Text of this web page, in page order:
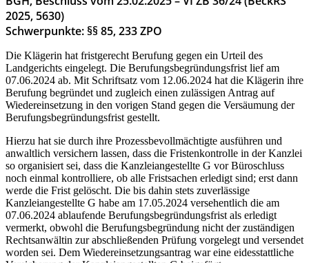
2025, 5630)
Schwerpunkte: §§ 85, 233 ZPO
Die Klägerin hat fristgerecht Berufung gegen ein Urteil des
Landgerichts eingelegt. Die Berufungsbegründungsfrist lief am
07.06.2024 ab. Mit Schriftsatz vom 12.06.2024 hat die Klägerin ihre
Berufung begründet und zugleich einen zulässigen Antrag auf
Wiedereinsetzung in den vorigen Stand gegen die Versäumung der
Berufungsbegründungsfrist gestellt.
Hierzu hat sie durch ihre Prozessbevollmächtigte ausführen und
anwaltlich versichern lassen, dass die Fristenkontrolle in der Kanzlei
so organisiert sei, dass die Kanzleiangestellte G vor Büroschluss
noch einmal kontrolliere, ob alle Fristsachen erledigt sind; erst dann
werde die Frist gelöscht. Die bis dahin stets zuverlässige
Kanzleiangestellte G habe am 17.05.2024 versehentlich die am
07.06.2024 ablaufende Berufungsbegründungsfrist als erledigt
vermerkt, obwohl die Berufungsbegründung nicht der zuständigen
Rechtsanwältin zur abschließenden Prüfung vorgelegt und versendet
worden sei. Dem Wiedereinsetzungsantrag war eine eidesstattliche